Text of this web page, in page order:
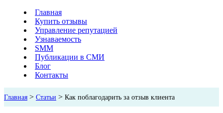
Главная
Купить отзывы
Управление репутацией
Узнаваемость
SMM
Публикации в СМИ
Блог
Контакты
Главная > Статьи > Как поблагодарить за отзыв клиента